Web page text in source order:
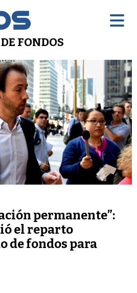
FONDOS
permanente”:
el reparto
de fondos para